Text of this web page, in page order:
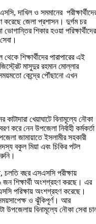
দাখিল ও সমমানের
করেছে জেলা প্রশাসন। দুর্গম চর
শিকার হওয়া পরিক্ষার্থীদের
শিক্ষার্থীদের পারাপারের এই
মাসুদুর রহমান মোল্লার
সময়মতো কেন্দ্রে পৌঁছানো এখন
খেয়াঘাটে বিনামূল্যে নৌকা
করে নেন উপজেলা নির্বাহী কর্মকর্তা
জামায়াতে ইসলামীর সহকারী
বকুল মিয়া এবং চিকির পটল
চলতি বছর এসএসসি পরীক্ষায়
জন শিক্ষার্থী অংশগ্রহণ করছে। এর
পরিক্ষায় অংশগ্রহণ করেছে।
সময়সাপেক্ষ ও ঝুঁকিপূর্ণ। আর
উপজেলায় বিনামূল্যে নৌকা সেবা